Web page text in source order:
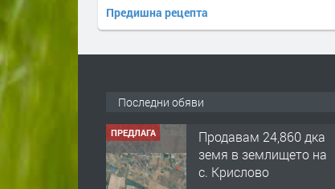
Предишна рецепта
Последни обяви
ПРЕДЛАГА
122 м2- 3 стаен
апартамент супер
център Асеновград-